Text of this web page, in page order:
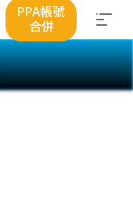
PPA帳號
合併